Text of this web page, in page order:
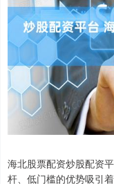
海北股票配资炒股配资
杆、低门槛的优势吸引